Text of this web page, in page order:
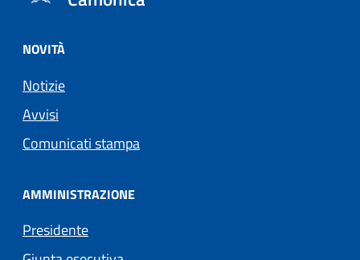
NOVITÀ
Notizie
Avvisi
Comunicati stampa
AMMINISTRAZIONE
Presidente